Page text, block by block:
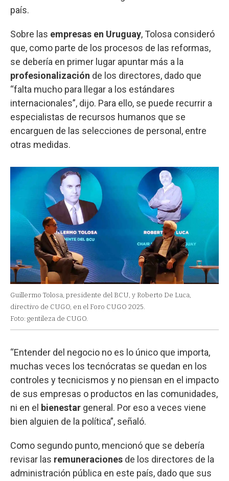
país.
Sobre las empresas en Uruguay, Tolosa consideró
que, como parte de los procesos de las reformas,
se debería en primer lugar apuntar más a la
profesionalización de los directores, dado que
“falta mucho para llegar a los estándares
internacionales”, dijo. Para ello, se puede recurrir a
especialistas de recursos humanos que se
encarguen de las selecciones de personal, entre
otras medidas.
Guillermo Tolosa, presidente del BCU, y Roberto De Luca,
directivo de CUGO, en el Foro CUGO 2025.
Foto: gentileza de CUGO.
“Entender del negocio no es lo único que importa,
muchas veces los tecnócratas se quedan en los
controles y tecnicismos y no piensan en el impacto
de sus empresas o productos en las comunidades,
ni en el bienestar general. Por eso a veces viene
bien alguien de la política”, señaló.
Como segundo punto, mencionó que se debería
revisar las remuneraciones de los directores de la
administración pública en este país, dado que sus